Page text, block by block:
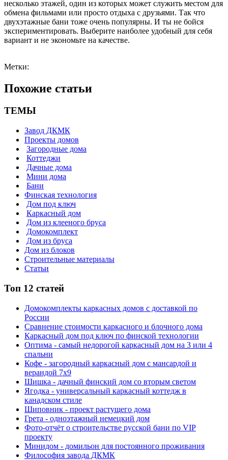
Метки:
Похожие статьи
ТЕМЫ
Завод ДКМК
Проекты домов
Загородные дома
Коттеджи
Дачные дома
Мини дома
Бани
Финская технология
Дом под ключ
Каркасный дом
Дом из клееного бруса
Домокомплект
Дом из бруса
Дом из блоков
Строительные материалы
Статьи
Топ 12 статей
Домокомплекты каркасных домов с доставкой по
России
Сравнение стоимости каркасного и блочного дома
Каркасный дом под ключ по финской технологии
Оптима - самый недорогой каркасный дом на 3 или 4
спальни
Кофе - загородный каркасный дом с мансардой и
верандой 7х9
Шишка - дачный финский дом со вторым светом
Ягодка - универсальный каркасный коттедж в
канадском стиле
Шиповник - проект растущего дома
Грета - одноэтажный немецкий дом
Фото-отчёт о строительстве русской бани по VIP
проекту
Минидом - домильон для постоянного проживания
Философия завода ДКМК